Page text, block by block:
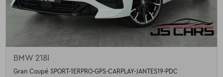
BMW 218I
Gran Coupé SPORT-1ERPRO-GPS-CARPLAY-JANTES19-PDC